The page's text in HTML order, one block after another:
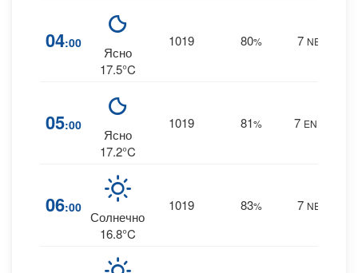
04:00
Ясно
17.5°C
1019 80% 7 NE
05:00
Ясно
17.2°C
1019 81% 7 ENE
06:00
Солнечно
16.8°C
1019 83% 7 NE